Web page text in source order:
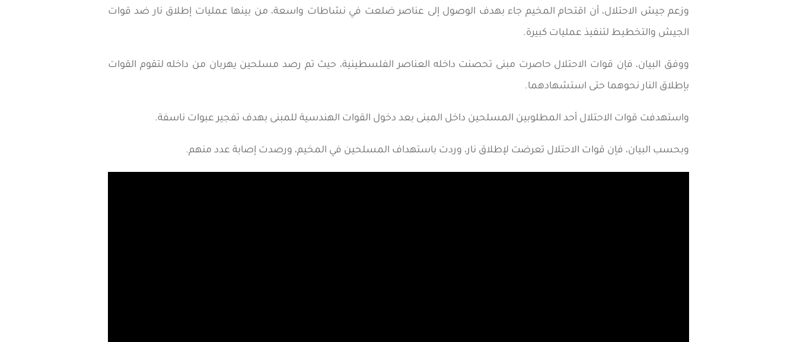
وزعم جيش الاحتلال، أن اقتحام المخيم جاء بهدف الوصول إلى عناصر ضلعت في نشاطات واسعة، من بينها عمليات إطلاق نار ضد قوات
الجيش والتخطيط لتنفيذ عمليات كبيرة.
ووفق البيان، فإن قوات الاحتلال حاصرت مبنى تحصنت داخله العناصر الفلسطينية، حيث تم رصد مسلحين يهربان من داخله لتقوم القوات
بإطلاق النار نحوهما حتى استشهادهما.
واستهدفت قوات الاحتلال أحد المطلوبين المسلحين داخل المبنى بعد دخول القوات الهندسية للمبنى بهدف تفجير عبوات ناسفة.
وبحسب البيان، فإن قوات الاحتلال تعرضت لإطلاق نار، وردت باستهداف المسلحين في المخيم، ورصدت إصابة عدد منهم.